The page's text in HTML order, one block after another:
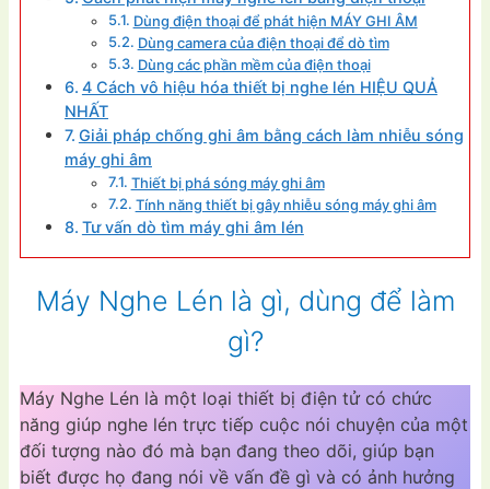
Dùng điện thoại để phát hiện MÁY GHI ÂM
Dùng camera của điện thoại để dò tìm
Dùng các phần mềm của điện thoại
4 Cách vô hiệu hóa thiết bị nghe lén HIỆU QUẢ
NHẤT
Giải pháp chống ghi âm bằng cách làm nhiễu sóng
máy ghi âm
Thiết bị phá sóng máy ghi âm
Tính năng thiết bị gây nhiễu sóng máy ghi âm
Tư vấn dò tìm máy ghi âm lén
Máy Nghe Lén là gì, dùng để làm
gì?
Máy Nghe Lén là một loại thiết bị điện tử có chức
năng giúp nghe lén trực tiếp cuộc nói chuyện của một
đối tượng nào đó mà bạn đang theo dõi, giúp bạn
biết được họ đang nói về vấn đề gì và có ảnh hưởng